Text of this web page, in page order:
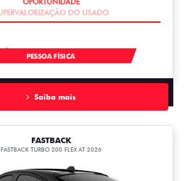
À VISTA POR R$ 134.990,00
PESSOA FÍSICA
Saiba mais
FASTBACK
FASTBACK TURBO 200 FLEX AT 2026